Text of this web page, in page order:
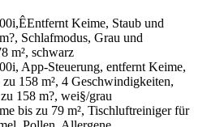
Keime, Staub und
Schlafmodus, Grau und
m², schwarz
App-Steuerung, entfernt Keime,
158 m², 4 Geschwindigkeiten,
158 m?, wei§/grau
bis zu 79 m², Tischluftreiniger für